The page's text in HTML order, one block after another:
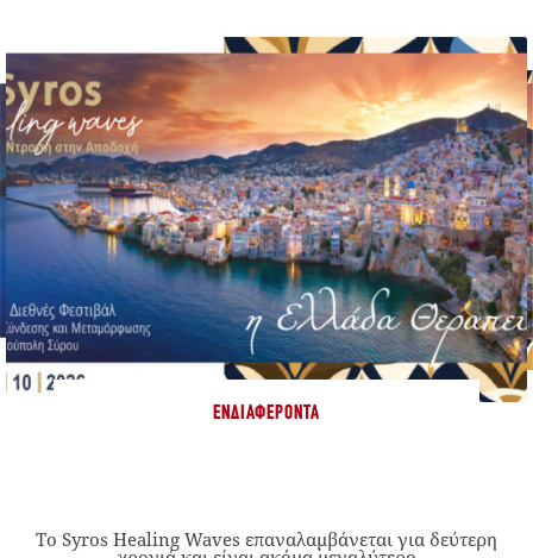
ΕΝΔΙΑΦΈΡΟΝΤΑ
Το Syros Healing Waves επαναλαμβάνεται για δεύτερη